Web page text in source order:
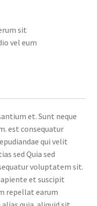
sit
vel eum
et. Sunt neque
est consequatur
qui velit
sed Quia sed
voluptatem sit.
et suscipit
repellat earum